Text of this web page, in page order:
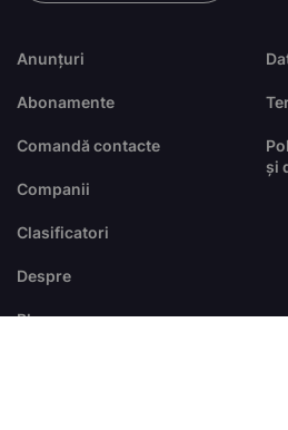
Anunțuri
Abonamente
Comandă contacte
Companii
Clasificatori
Despre
Blog
și